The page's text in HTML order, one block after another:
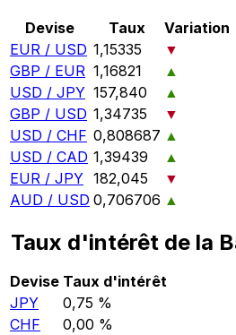
Devise Taux
Variation
EUR / USD 1,15335
▼
GBP / EUR 1,16821
▲
USD / JPY 157,840
▲
GBP / USD 1,34735
▼
USD / CHF 0,808687 ▲
USD / CAD 1,39439
▲
EUR / JPY 182,045
▼
AUD / USD 0,706706 ▲
Taux d'intérêt de la
Devise Taux d'intérêt
JPY
0,75 %
CHF
0,00 %